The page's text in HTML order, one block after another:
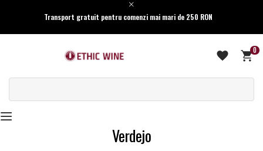
Transport gratuit pentru comenzi mai mari de 250 RON
0
Verdejo